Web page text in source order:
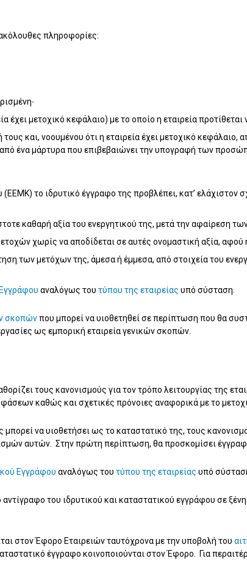
πληροφορίες:
μετοχικό κεφάλαιο) με το οποίο η εταιρεία προτίθεται
και, νοουμένου ότι η εταιρεία έχει μετοχικό
ένα μάρτυρα που επιβεβαιώνει την υπογραφή των
το ιδρυτικό έγγραφο της προβλέπει, κατ’ ελάχιστον
καθαρή αξία του ενεργητικού της, μετά την αφαίρεση
χωρίς να αποδίδεται σε αυτές ονομαστική αξία, αφού
των μετόχων της, άμεσα ή έμμεσα, από στοιχεία του
αναλόγως του τύπου της εταιρείας υπό σύσταση.
σκοπώνπου μπορεί να υιοθετηθεί σε περίπτωση που θα
ως εμπορική εταιρεία γενικών σκοπών.
τους κανονισμούς για τον τρόπο λειτουργίας της
καθώς και σχετικές πρόνοιες αναφορικά με το
μπορεί να υιοθετήσει ως το καταστατικό της, τους
αυτών. Στην πρώτη περίπτωση, θα προσκομίσει
Εγγράφου αναλόγως του τύπου της εταιρείας υπό
του ιδρυτικού και καταστατικού εγγράφου σε
στον Έφορο Εταιρειών ταυτόχρονα με την υποβολή του
έγγραφο κοινοποιούνται στον Έφορο. Για